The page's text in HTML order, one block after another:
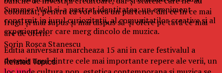
colonizat, pentru că vor avea un partener din ce în ce mai
fragil și mai supus și mai dispus să-și ofere pe tavă ce mai
are de oferit.
Sorin Rosca Stanescu
Related Topics:
Summer Well si-a pastrat identitatea: un eveniment
construit in jurul curiozitatii, al comunitatilor creative si al
experientelor care merg dincolo de muzica.
Editia aniversara marcheaza 15 ani in care festivalul a
devenit unul dintre cele mai importante repere ale verii, un